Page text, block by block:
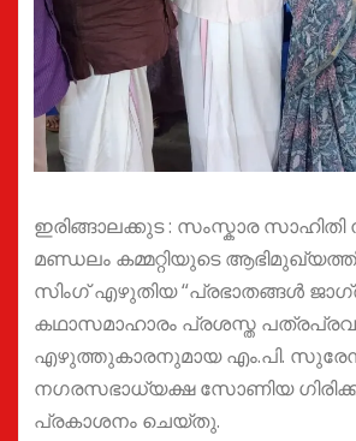
ഇരിങ്ങാലക്കുട : സംസ്കാര
മണ്ഡലം കമ്മറ്റിയുടെ
സിംഗ് എഴുതിയ “പ്രഭാതങ്ങൾ
കഥാസമാഹാരം പ്രശസ്ത
എഴുത്തുകാരനുമായ എം.പി.
നഗരസഭാധ്യക്ഷ സോണിയ
പ്രകാശനം ചെയ്തു.